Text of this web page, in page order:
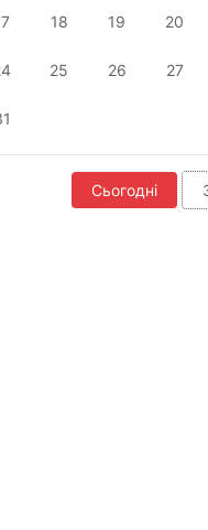
18 19 20
25 26 27
Сьогодні